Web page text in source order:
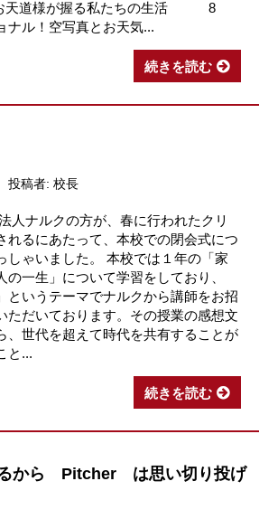
道様が握る私たちの生活 8
ル！空写真とお天気...
続きを読む
投稿者: 校長
人ナルクの方が、春に行われたクリ
れるにあたって、本校での閉会式につ
しゃいました。 本校では１年の「家
の一生」について学習をしており、
というテーマでナルクから講師をお招
ただいております。その授業の感想文
、世代を超えて時代を共有することが
と...
続きを読む
から Pitcher は思い切り投げ